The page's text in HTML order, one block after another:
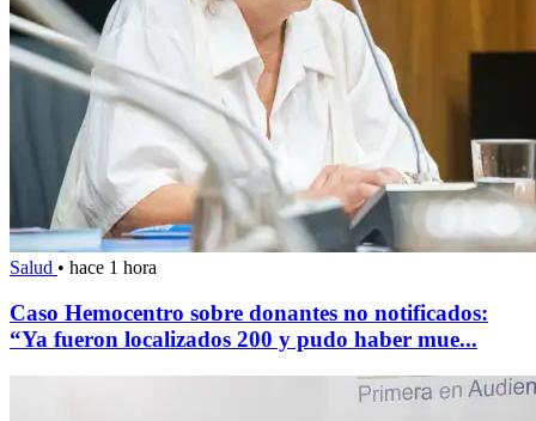
Salud • hace 1 hora
Caso Hemocentro sobre donantes no notificados:
“Ya fueron localizados 200 y pudo haber mue...